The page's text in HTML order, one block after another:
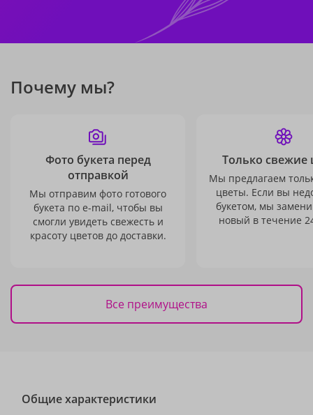
Почему мы?
Фото букета перед
отправкой
Мы отправим фото готового
букета по e-mail, чтобы вы
смогли увидеть свежесть и
красоту цветов до доставки.
Только свежие
Мы предлагаем
цветы. Если вы
букетом, мы
новый в течение
Все преимущества
Общие характеристики